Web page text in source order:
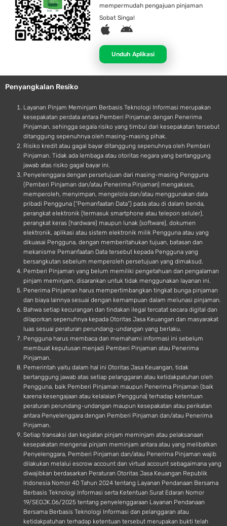
mempermudah pengajuan pinjaman
Sobat Singa!
A
p
l
e
A
d
r
o
d
Unduh Aplikasi
Penyangkalan Resiko
Layanan Pinjam Meminjam Berbasis Teknologi Informasi merupakan
kesepakatan perdata antara Pemberi Pinjaman dengan Penerima
Pinjaman, sehingga segala risiko yang timbul dari kesepakatan tersebut
ditanggung sepenuhnya oleh masing-masing pihak.
Risiko kredit atau gagal bayar ditanggung sepenuhnya oleh Pemberi
Pinjaman. Tidak ada lembaga atau otoritas negara yang bertanggung
jawab atas risiko gagal bayar ini.
Penyelenggara dengan persetujuan dari masing-masing Pengguna
(Pemberi Pinjaman dan/atau Penerima Pinjaman) mengakses,
memperoleh, menyimpan, mengelola dan/atau menggunakan data
pribadi Pengguna (“Pemanfaatan Data”) pada atau di dalam benda,
perangkat elektronik (termasuk smartphone atau telepon seluler),
perangkat keras (hardware) maupun lunak (software), dokumen
elektronik, aplikasi atau sistem elektronik milik Pengguna atau yang
dikuasai Pengguna, dengan memberitahukan tujuan, batasan dan
mekanisme Pemanfaatan Data tersebut kepada Pengguna yang
bersangkutan sebelum memperoleh persetujuan yang dimaksud.
Pemberi Pinjaman yang belum memiliki pengetahuan dan pengalaman
pinjam meminjam, disarankan untuk tidak menggunakan layanan ini.
Penerima Pinjaman harus mempertimbangkan tingkat bunga pinjaman
dan biaya lainnya sesuai dengan kemampuan dalam melunasi pinjaman.
Bahwa setiap kecurangan dan tindakan ilegal tercatat secara digital dan
dilaporkan sepenuhnya kepada Otoritas Jasa Keuangan dan masyarakat
luas sesuai peraturan perundang-undangan yang berlaku.
Pengguna harus membaca dan memahami informasi ini sebelum
membuat keputusan menjadi Pemberi Pinjaman atau Penerima
Pinjaman.
Pemerintah yaitu dalam hal ini Otoritas Jasa Keuangan, tidak
bertanggung jawab atas setiap pelanggaran atau ketidakpatuhan oleh
Pengguna, baik Pemberi Pinjaman maupun Penerima Pinjaman (baik
karena kesengajaan atau kelalaian Pengguna) terhadap ketentuan
peraturan perundang-undangan maupun kesepakatan atau perikatan
antara Penyelenggara dengan Pemberi Pinjaman dan/atau Penerima
Pinjaman.
Setiap transaksi dan kegiatan pinjam meminjam atau pelaksanaan
kesepakatan mengenai pinjam meminjam antara atau yang melibatkan
Penyelenggara, Pemberi Pinjaman dan/atau Penerima Pinjaman wajib
dilakukan melalui escrow account dan virtual account sebagaimana yang
diwajibkan berdasarkan Peraturan Otoritas Jasa Keuangan Republik
Indonesia Nomor 40 Tahun 2024 tentang Layanan Pendanaan Bersama
Berbasis Teknologi Informasi serta Ketentuan Surat Edaran Nomor
19/SEOJK.06/2025 tentang penyelenggaraan Layanan Pendanaan
Bersama Berbasis Teknologi Informasi dan pelanggaran atau
ketidakpatuhan terhadap ketentuan tersebut merupakan bukti telah